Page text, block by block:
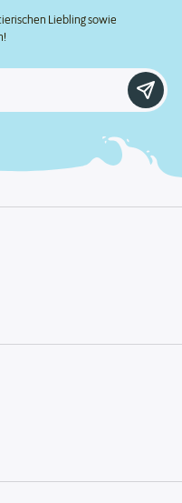
Liebling sowie